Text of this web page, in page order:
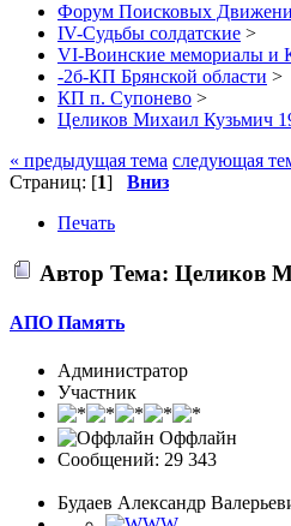
Форум Поисковых
IV-Судьбы солдатские >
VI-Воинские мемориалы и
-2б-КП Брянской области >
КП п. Супонево >
Целиков Михаил Кузьмич
« предыдущая тема следующая
Страниц: [1] Вниз
Печать
Автор Тема: Целиков
АПО Память
Администратор
Участник
Оффлайн
Сообщений: 29 343
Будаев Александр